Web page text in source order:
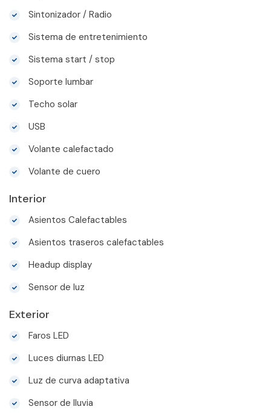
Sintonizador / Radio
Sistema de entretenimiento
Sistema start / stop
Soporte lumbar
Techo solar
USB
Volante calefactado
Volante de cuero
Interior
Asientos Calefactables
Asientos traseros calefactables
Headup display
Sensor de luz
Exterior
Faros LED
Luces diurnas LED
Luz de curva adaptativa
Sensor de lluvia